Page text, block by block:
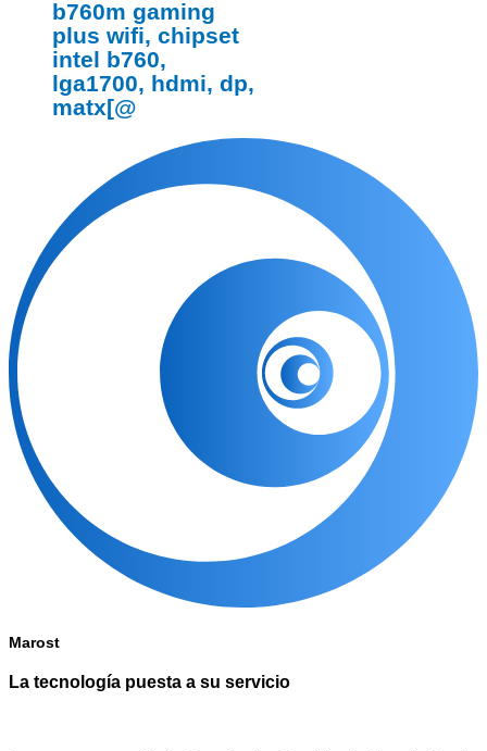
b760m gaming
plus wifi, chipset
intel b760,
lga1700, hdmi, dp,
matx[@
Marost
La tecnología puesta a su servicio